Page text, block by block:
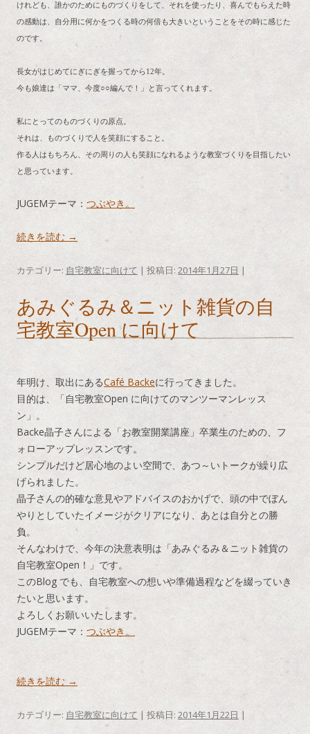
けれども、誰かのためにものづくりをして、それを使ったり、喜んでもらえた時
の感動は、自分用に何かをつくる時の何倍も大きいということをその時に感じた
のです。
長女がはじめてにぎにぎを握ってから12年。
今も娘達は「ママ、今度○○編んで！」と言ってくれます。
私にとってのものづくりの原点。
それは、ものづくりで人を笑顔にすること。
作る人はもちろん、その周りの人も笑顔になれるような教室づくりを目指したい
と思っています。
JUGEMテーマ： つぶやき。
続きを読む →
カテゴリー: 自宅教室に向けて | 投稿日: 2014年1月27日 |
あみぐるみ＆ニット雑貨の自
宅教室Open に向けて
年明け、取出にあるCafé Backeに行ってきました。
目的は、「自宅教室Open に向けてのマンツーマンレッス
ン」。
Backe晶子さんによる「お教室開業講座」卒業生のための、フ
ォローアップレッスンです。
シンプルだけど居心地のよい空間で、あつ～いトークが繰り広
げられました。
晶子さんの的確な意見やアドバイスのおかげで、頭の中でぼん
やりとしていたイメージがクリアになり、あとは自分との勝
負。
そんなわけで、今年の決意表明は「あみぐるみ＆ニット雑貨の
自宅教室Open！」です。
このBlog でも、自宅教室への想いや準備過程などを綴っていき
たいと思います。
よろしくお願いいたします。
JUGEMテーマ： つぶやき。
続きを読む →
カテゴリー: 自宅教室に向けて | 投稿日: 2014年1月22日 |